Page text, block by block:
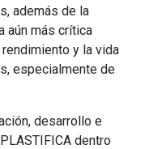
además de la
aún más crítica
y la vida
especialmente de
desarrollo e
dentro